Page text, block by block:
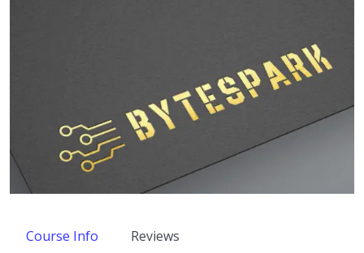
Course Info Reviews